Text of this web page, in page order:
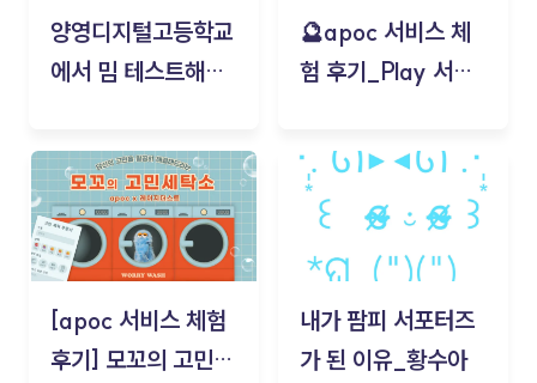
양영디지털고등학교
에서 밈 테스트해보
🔮apoc 서비스 체
험 후기_Play 서비
김태현
[apoc 서비스 체험
후기] 모꼬의 고민세
내가 팜피 서포터즈
가 된 이유_황수아